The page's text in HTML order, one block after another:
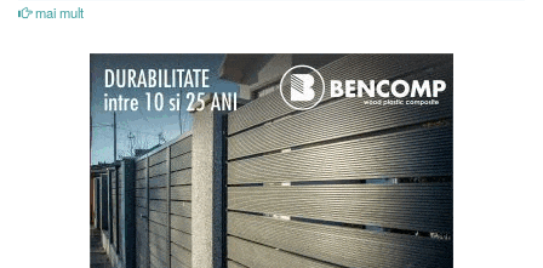
mai mult